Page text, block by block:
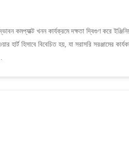
কমপ্যাক্ট খনন কার্যক্রমে দক্ষতা দ্বিগুণ করে
হিসাবে বিবেচিত হয়, যা সরাসরি সরঞ্জামের